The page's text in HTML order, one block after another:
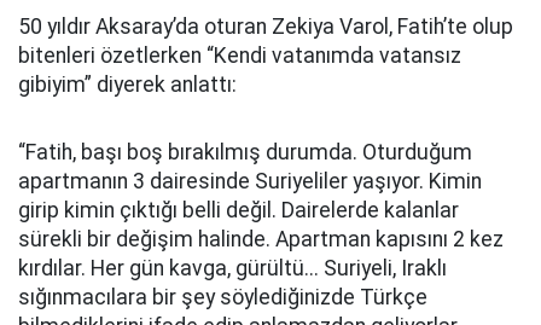
50 yıldır Aksaray’da oturan Zekiya Varol, Fatih’te olup
bitenleri özetlerken “Kendi vatanımda vatansız
gibiyim” diyerek anlattı:
“Fatih, başı boş bırakılmış durumda. Oturduğum
apartmanın 3 dairesinde Suriyeliler yaşıyor. Kimin
girip kimin çıktığı belli değil. Dairelerde kalanlar
sürekli bir değişim halinde. Apartman kapısını 2 kez
kırdılar. Her gün kavga, gürültü... Suriyeli, Iraklı
sığınmacılara bir şey söylediğinizde Türkçe